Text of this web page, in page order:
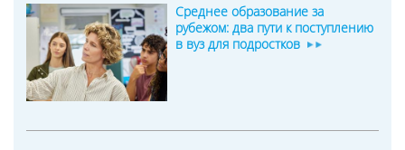
Среднее образование за
рубежом: два пути к поступлению
в вуз для подростков